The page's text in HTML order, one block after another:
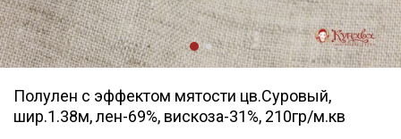
Полулен с эффектом мятости цв.Суровый,
шир.1.38м, лен-69%, вискоза-31%, 210гр/м.кв